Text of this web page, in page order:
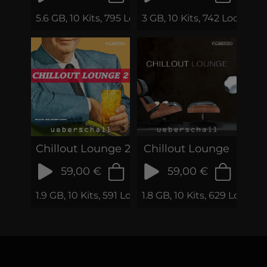
5.6 GB, 10 Kits, 795 Loops & Phrases3 GB, 10 Kits, 742 Loops &
Chillout Lounge 2
59,00 €
1.9 GB, 10 Kits, 591 Loops & Samples
Chillout Lounge
59,00 €
1.8 GB, 10 Kits, 629 Loops